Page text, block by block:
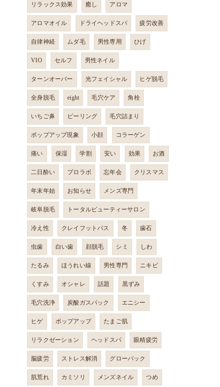
リラックス効果 癒し アロマ
アロマオイル ドライヘッドスパ 疲労改善
自律神経 ムダ毛 男性専用 ひげ
VIO セルフ 男性ネイル
ターンオーバー 光フェイシャル ヒゲ脱毛
全身脱毛 eight 毛穴ケア 角栓
いちご鼻 ピーリング 毛穴詰まり
ポップアップ現象 小顔 コラーゲン
痛い 保湿 学割 安い 効果 お酒
二日酔い プロラボ 忘年会 クリスマス
年末年始 お知らせ メンズ専門
岐阜脱毛 トータルビューティーサロン
冷え性 クレイフットバス 冬 歯石
虫歯 白い歯 顔脱毛 シミ しわ
たるみ ほうれい線 男性専門 ニキビ
くすみ オシャレ 話題 黒ずみ
毛穴洗浄 炭酸ガスパック エニシー
ヒゲ ポップアップ たまご肌
リラクゼーション ヘッドスパ 眼精疲労
脳疲労 ストレス解消 グローパック
肌荒れ カミソリ メンズネイル つめ